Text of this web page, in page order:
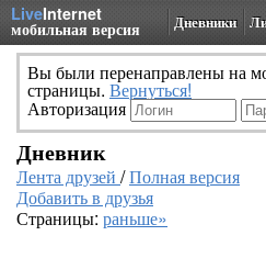
LiveInternet
мобильная версия Дневники
Вы были перенаправлены на
страницы. Вернуться!
Авторизация
Дневник
Лента друзей /Полная версия
Добавить в друзья
Страницы: раньше»